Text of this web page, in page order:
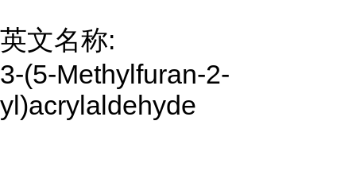
英文名称:
3-(5-Methylfuran-2-
yl)acrylaldehyde